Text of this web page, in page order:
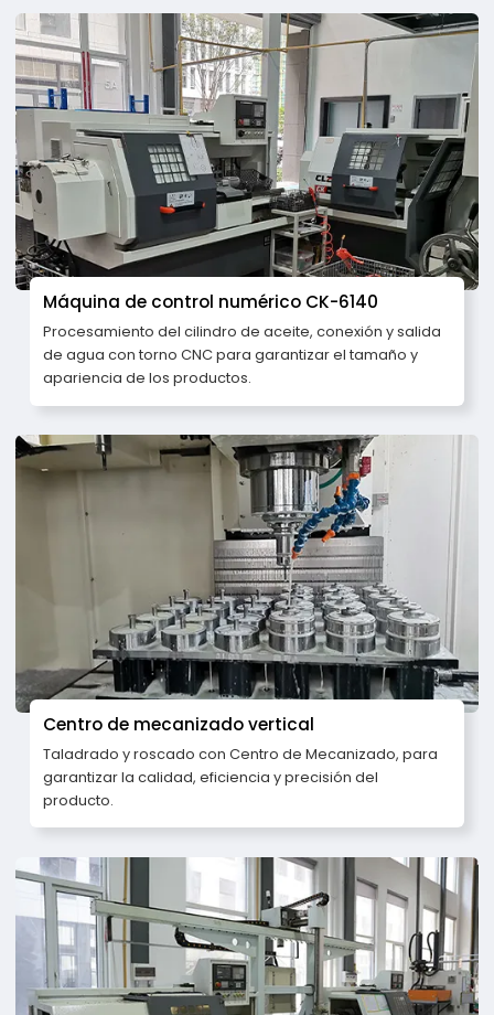
Máquina de control numérico CK-6140
Procesamiento del cilindro de aceite, conexión y salida
de agua con torno CNC para garantizar el tamaño y
apariencia de los productos.
Centro de mecanizado vertical
Taladrado y roscado con Centro de Mecanizado, para
garantizar la calidad, eficiencia y precisión del
producto.